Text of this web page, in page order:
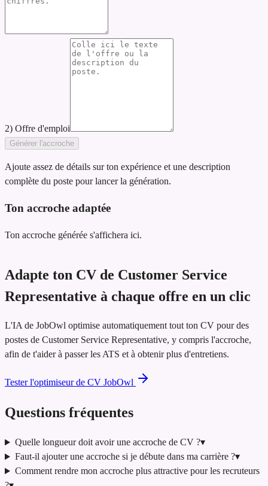
2) Offre d'emploi
Générer l'accroche
Ajoute assez de détails sur ton expérience et une description
complète du poste pour lancer la génération.
Ton accroche adaptée
Ton accroche générée s'affichera ici.
Adapte ton CV de Customer Service
Representative à chaque offre en un clic
L'IA de JobOwl optimise automatiquement tout ton CV pour des
postes de Customer Service Representative, y compris l'accroche,
afin de t'aider à passer les ATS et à obtenir plus d'entretiens.
Tester l'optimiseur de CV JobOwl
Questions fréquentes
Quelle longueur doit avoir une accroche de CV ?▾
Faut-il ajouter une accroche si je débute dans ma carrière ?▾
Comment rendre mon accroche plus attractive pour les recruteurs